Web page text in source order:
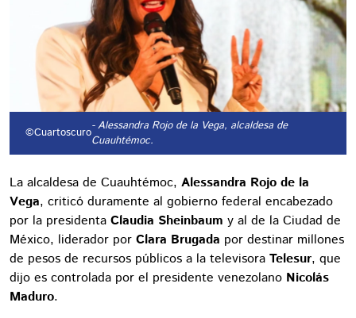
©Cuartoscuro- Alessandra Rojo de la Vega, alcaldesa de
Cuauhtémoc.
La alcaldesa de Cuauhtémoc, Alessandra Rojo de la
Vega, criticó duramente al gobierno federal encabezado
por la presidenta Claudia Sheinbaum y al de la Ciudad de
México, liderador por Clara Brugada por destinar millones
de pesos de recursos públicos a la televisora Telesur, que
dijo es controlada por el presidente venezolano Nicolás
Maduro.